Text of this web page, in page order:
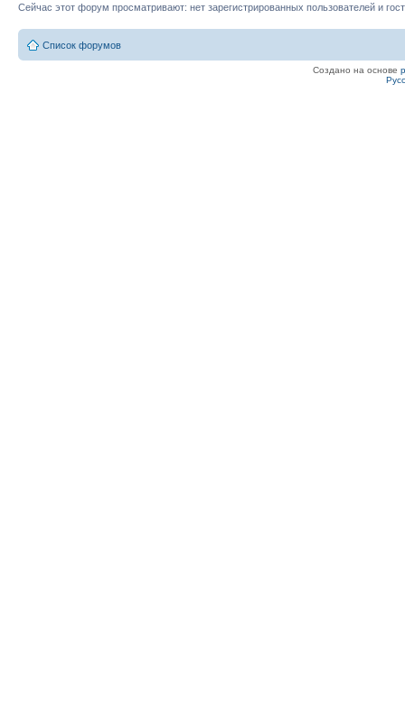
Сейчас этот форум просматривают: нет зарегистрированных пользователей и
Список форумов
Создано на основе